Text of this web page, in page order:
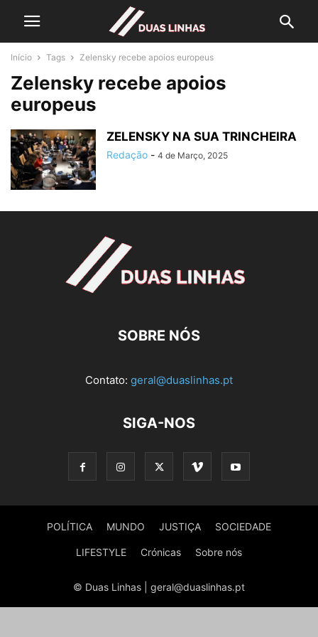
Início Tags Zelensky recebe apoios europeus
Zelensky recebe apoios
europeus
ZELENSKY NA SUA TRINCHEIRA
Redação - 4 de Março, 2025
SOBRE NÓS
Contato: geral@duaslinhas.pt
SIGA-NOS
POLÍTICA MUNDO JUSTIÇA SOCIEDADE
LIFESTYLE Crónicas Sobre nós
© Duas Linhas | geral@duaslinhas.pt